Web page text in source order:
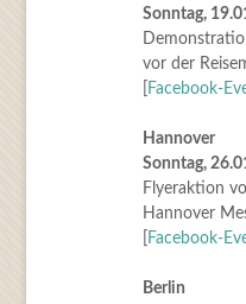
Sonntag,
vor der
Facebook-
Hannover
Sonntag,
Flyeraktion
Hannover
Facebook-
Berlin